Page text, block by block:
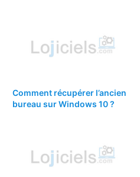
Comment récupérer l’ancien
bureau sur Windows 10 ?